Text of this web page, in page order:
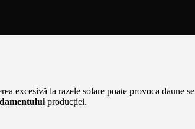
excesivă la razele solare poate provoca daune
producției.